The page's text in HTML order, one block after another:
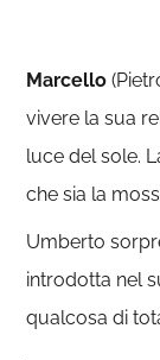
Marcello
vivere la sua
luce del sole.
che sia la
Umberto
introdotta nel
qualcosa di